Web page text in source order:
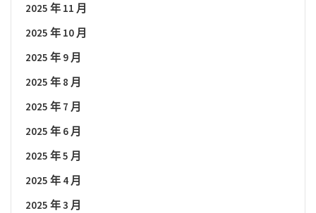
2025 年 11 月
2025 年 10 月
2025 年 9 月
2025 年 8 月
2025 年 7 月
2025 年 6 月
2025 年 5 月
2025 年 4 月
2025 年 3 月